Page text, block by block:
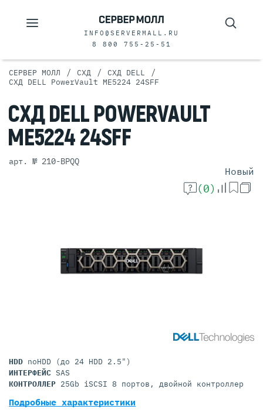
INFO@SERVERMALL.RU
8 800 755-25-51
СЕРВЕР МОЛЛ / СХД / СХД DELL /
СХД DELL PowerVault ME5224 24SFF
СХДDELLPOWERVAULT
ME5224 24SFF
арт. № 210-BPQQ
Новый
(0)
HDD noHDD (до 24 HDD 2.5")
ИНТЕРФЕЙС SAS
КОНТРОЛЛЕР 25Gb iSCSI 8 портов, двойной контроллер
Подробные характеристики